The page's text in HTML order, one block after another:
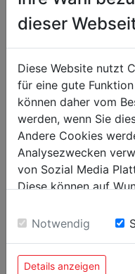
max. Dicke
max.
Gewicht
Nettogewicht in kg
Bruttogewicht in
Versandmaße
Verpackungshöhe
dieser
Diese Website nutzt
für eine gute
können daher vom
werden, wenn Sie
Andere Cookies
Analysezwecken
von Sozial Media
Diese können auf
Einwilligung zu
Notwendig
Details anzeigen